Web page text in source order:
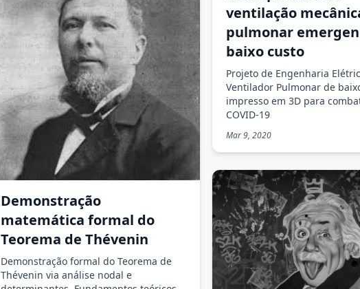
Demonstração
matemática formal do
Teorema de Thévenin
Demonstração formal do Teorema de
Thévenin via análise nodal e
ventilação
pulmonar
baixo custo
Projeto de Engenharia
Ventilador Pulmonar de
impresso em 3D para
COVID-19
Mar 9, 2020